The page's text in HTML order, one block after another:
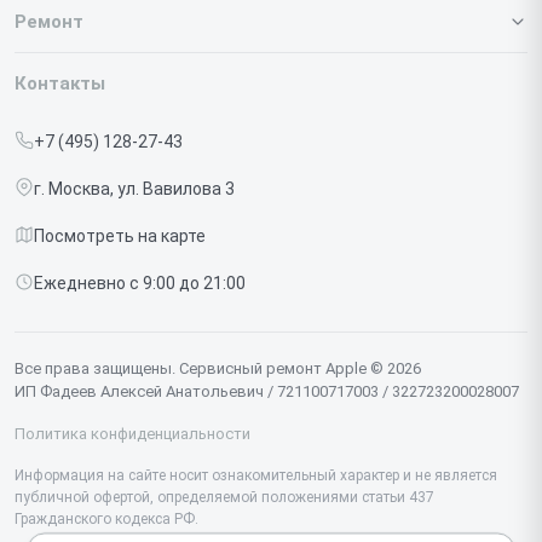
О нашем сервисе
Срочный ремонт
Доставка и способы оплаты
Диагностика
Контакты
Ремонт
Iphone
Studio Display
Контакты
+7 (495) 128-27-43
г. Москва, ул. Вавилова 3
Посмотреть на карте
Ежедневно с 9:00 до 21:00
Все права защищены. Сервисный ремонт Apple © 2026
ИП Фадеев Алексей Анатольевич / 721100717003 / 322723200028007
Политика конфиденциальности
Информация на сайте носит ознакомительный характер и не является
публичной офертой, определяемой положениями статьи 437
Гражданского кодекса РФ.